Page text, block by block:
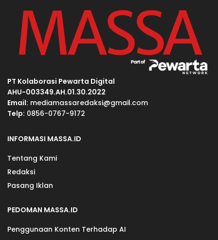
PT Kolaborasi Pewarta Digital
AHU-003349.AH.01.30.2022
Email: mediamassaredaksi@gmail.com
Telp: 0856-0767-9172
INFORMASI MASSA.ID
Tentang Kami
Redaksi
Pasang Iklan
PEDOMAN MASSA.ID
Penggunaan Konten Terhadap AI